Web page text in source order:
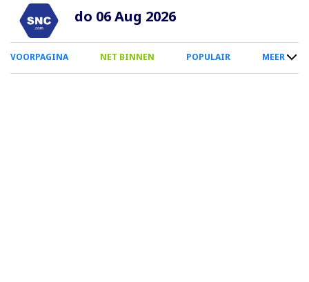
Overslaan
naar
inhoud
do 06 Aug 2026
0
Smartphone
VOORPAGINA NET BINNEN POPULAIR MEER